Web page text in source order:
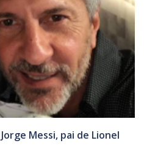
Messi, pai de Lionel